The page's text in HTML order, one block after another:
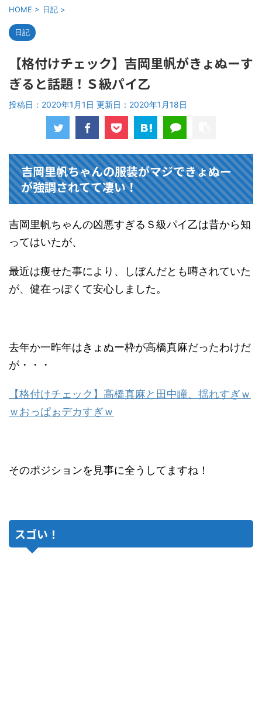
HOME > 日記 >
日記
【格付けチェック】吉岡里帆がきょぬーす
ぎると話題！Ｓ級パイ乙
投稿日：2020年1月1日 更新日： 2020年1月18日
吉岡里帆ちゃんの服装がマジできょぬー
が強調されてて凄い！
吉岡里帆ちゃんの凶悪すぎるＳ級パイ乙は昔から知
ってはいたが、
最近は痩せた事により、しぼんだとも噂されていた
が、健在っぽくて安心しました。
去年か一昨年はきょぬー枠が高橋真麻だったわけだ
が・・・
【格付けチェック】高橋真麻と田中瞳、揺れすぎｗ
ｗおっぱぉデカすぎｗ
そのポジションを見事に全うしてますね！
スゴい！